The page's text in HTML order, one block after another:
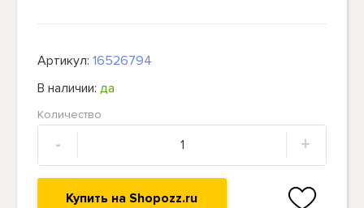
Артикул:16526794
В наличии:да
Количество
- +
Купить на Shopozz.ru